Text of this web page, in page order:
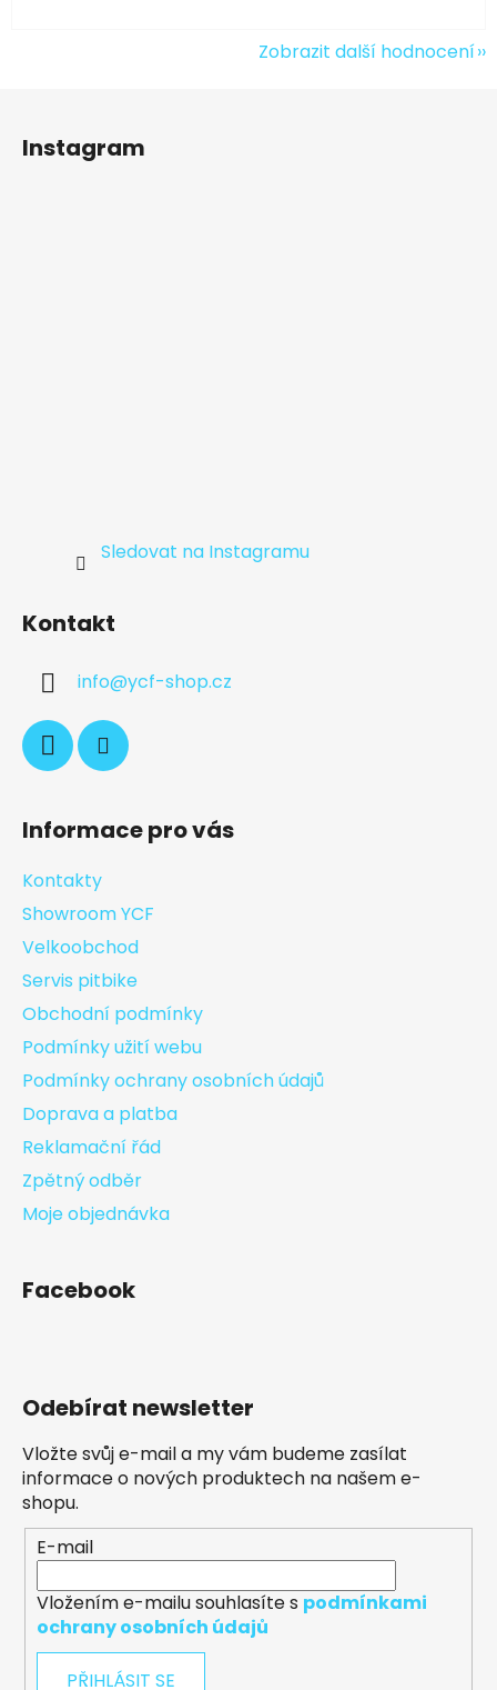
Zobrazit další hodnocení
Instagram
Sledovat na Instagramu
Kontakt
info@ycf-shop.cz
Informace pro vás
Kontakty
Showroom YCF
Velkoobchod
Servis pitbike
Obchodní podmínky
Podmínky užití webu
Podmínky ochrany osobních údajů
Doprava a platba
Reklamační řád
Zpětný odběr
Moje objednávka
Facebook
Odebírat newsletter
Vložte svůj e-mail a my vám budeme zasílat
informace o nových produktech na našem e-
shopu.
E-mail
Vložením e-mailu souhlasíte s podmínkami
ochrany osobních údajů
PŘIHLÁSIT SE